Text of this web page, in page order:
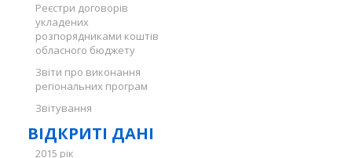
Реєстри договорів
укладених
розпорядниками коштів
обласного бюджету
Звіти про виконання
регіональних програм
Звітування
ВІДКРИТІ ДАНІ
2015 рік